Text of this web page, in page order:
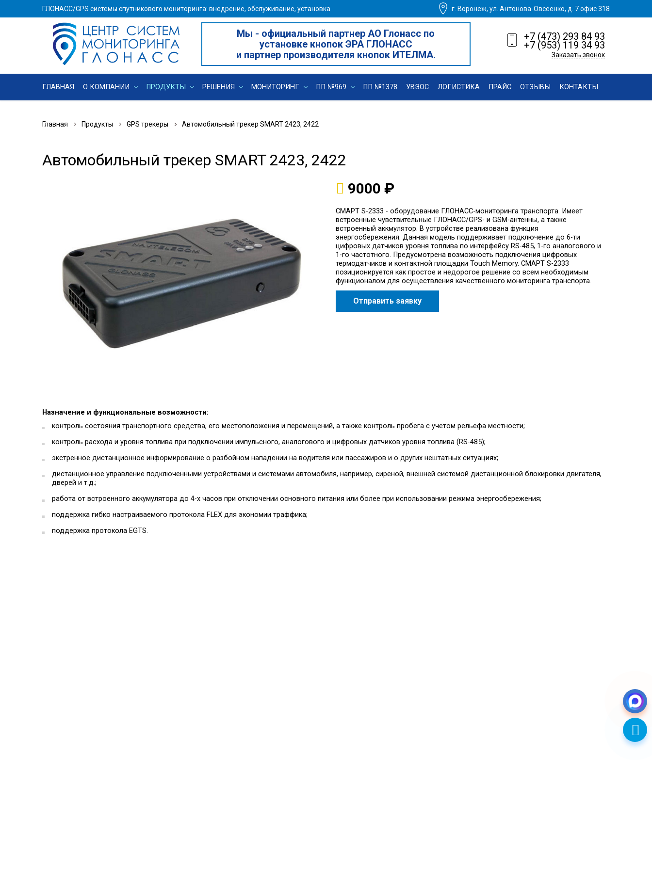
ГЛОНАСС/GPS системы спутникового мониторинга: внедрение, обслуживание, установка г. Воронеж, ул. Антонова-Овсеенко, д. 7 офис 318
Мы - официальный партнер АО Глонасс по
установке кнопок ЭРА ГЛОНАСС
и партнер производителя кнопок ИТЕЛМА.
+7 (473) 293 84 93
+7 (953) 119 34 93
Заказать звонок
ГЛАВНАЯ О КОМПАНИИ ПРОДУКТЫ РЕШЕНИЯ МОНИТОРИНГ ПП №969 ПП №1378 УВЭОС ЛОГИСТИКА ПРАЙС ОТЗЫВЫ КОНТАКТЫ
Главная Продукты GPS трекеры Автомобильный трекер SMART 2423, 2422
Автомобильный трекер SMART 2423, 2422
9000 ₽
СМАРТ S-2333 - оборудование ГЛОНАСС-мониторинга транспорта. Имеет
встроенные чувствительные ГЛОНАСС/GPS- и GSM-антенны, а также
встроенный аккмулятор. В устройстве реализована функция
энергосбережения. Данная модель поддерживает подключение до 6-ти
цифровых датчиков уровня топлива по интерфейсу RS-485, 1-го аналогового и
1-го частотного. Предусмотрена возможность подключения цифровых
термодатчиков и контактной площадки Touch Memory. СМАРТ S-2333
позиционируется как простое и недорогое решение со всем необходимым
функционалом для осуществления качественного мониторинга транспорта.
Отправить заявку
Назначение и функциональные возможности:
контроль состояния транспортного средства, его местоположения и перемещений, а также контроль пробега с учетом рельефа местности;
контроль расхода и уровня топлива при подключении импульсного, аналогового и цифровых датчиков уровня топлива (RS-485);
экстренное дистанционное информирование о разбойном нападении на водителя или пассажиров и о других нештатных ситуациях;
дистанционное управление подключенными устройствами и системами автомобиля, например, сиреной, внешней системой дистанционной блокировки двигателя,
дверей и т.д.;
работа от встроенного аккумулятора до 4-х часов при отключении основного питания или более при использовании режима энергосбережения;
поддержка гибко настраиваемого протокола FLEX для экономии траффика;
поддержка протокола EGTS.